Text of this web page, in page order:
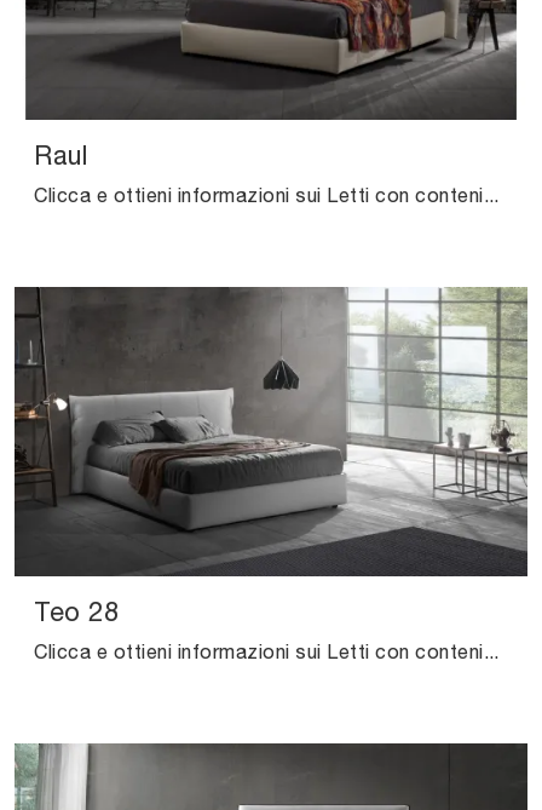
Raul
Clicca e ottieni informazioni sui Letti con contenitore: se sei alla ricerca di modelli matrimoniali moderni, il modello Raul Excò fa al caso tuo.
Teo 28
Clicca e ottieni informazioni sui Letti con contenitore: se desideri modelli matrimoniali moderni, il modello Teo 28 Excò fa al caso tuo.